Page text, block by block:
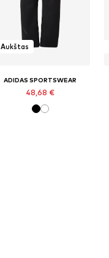
Aukštas
ADIDAS SPORTSWEAR
48,68 €